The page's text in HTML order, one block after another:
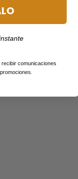
comunicaciones